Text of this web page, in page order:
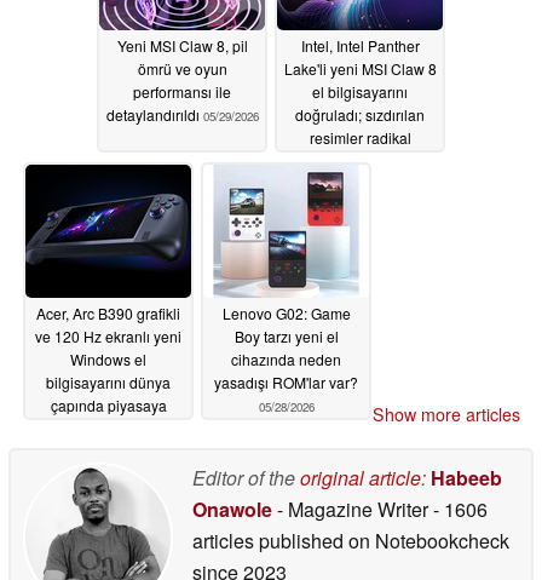
Yeni MSI Claw 8, pil
ömrü ve oyun
performansı ile
detaylandırıldı 05/29/2026
Intel, Intel Panther
Lake'li yeni MSI Claw 8
el bilgisayarını
doğruladı; sızdırılan
resimler radikal
yeniden tasarımı ortaya
koyuyor
Acer, Arc B390 grafikli
ve 120 Hz ekranlı yeni
Windows el
bilgisayarını dünya
çapında piyasaya
Lenovo G02: Game
Boy tarzı yeni el
cihazında neden
yasadışı ROM'lar var?
05/28/2026 Show more articles
Editor of theoriginal article: Habeeb
Onawole- Magazine Writer- 1606
articles published on Notebookcheck
since 2023